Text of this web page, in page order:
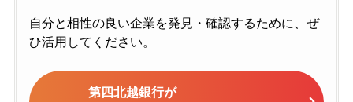
自分と相性の良い企業を発見・確認するために、ぜ
ひ活用してください。
第四北越銀行が